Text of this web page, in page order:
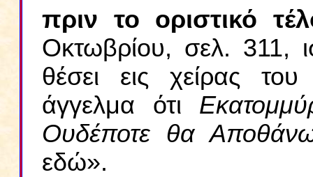
πριν το οριστικό
Οκτωβρίου, σελ. 311,
θέσει εις χείρας
άγγελμα ότι
Ουδέποτε θα
εδώ».